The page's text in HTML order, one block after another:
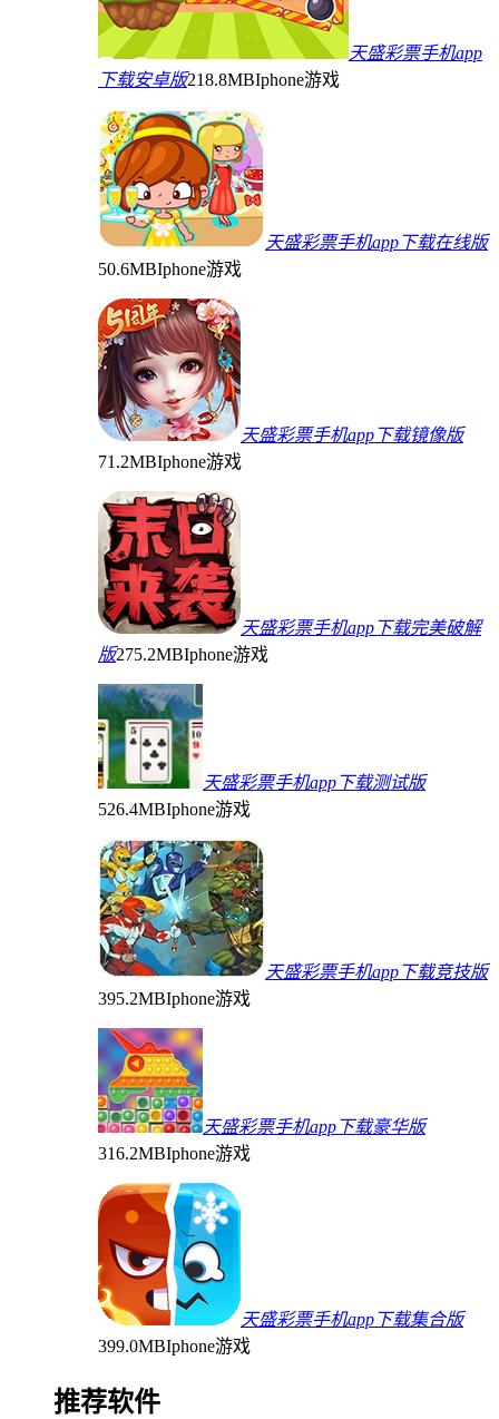
天盛彩票手机app
下载安卓版218.8MBIphone游戏
天盛彩票手机app下载在线版
50.6MBIphone游戏
天盛彩票手机app下载镜像版
71.2MBIphone游戏
天盛彩票手机app下载完美破解
版275.2MBIphone游戏
天盛彩票手机app下载测试版
526.4MBIphone游戏
天盛彩票手机app下载竞技版
395.2MBIphone游戏
天盛彩票手机app下载豪华版
316.2MBIphone游戏
天盛彩票手机app下载集合版
399.0MBIphone游戏
推荐软件